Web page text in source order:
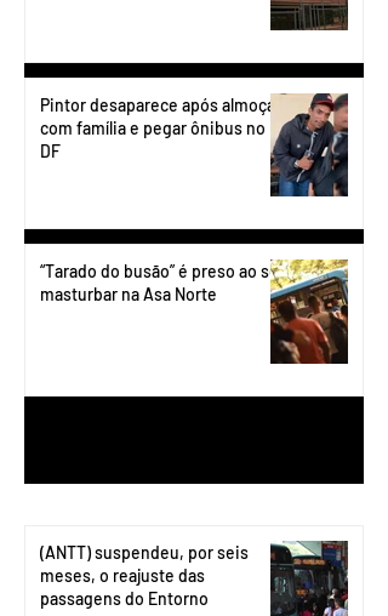
Pintor desaparece após almoçar
com família e pegar ônibus no
DF
“Tarado do busão” é preso ao se
masturbar na Asa Norte
(ANTT) suspendeu, por seis
meses, o reajuste das
passagens do Entorno